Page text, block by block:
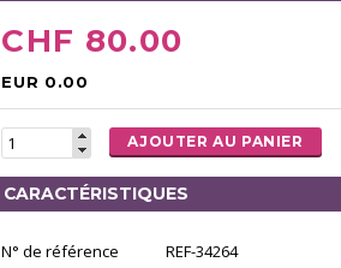
CHF 80.00
EUR 0.00
AJOUTER AU PANIER
CARACTÉRISTIQUES
N° de référence
REF-34264